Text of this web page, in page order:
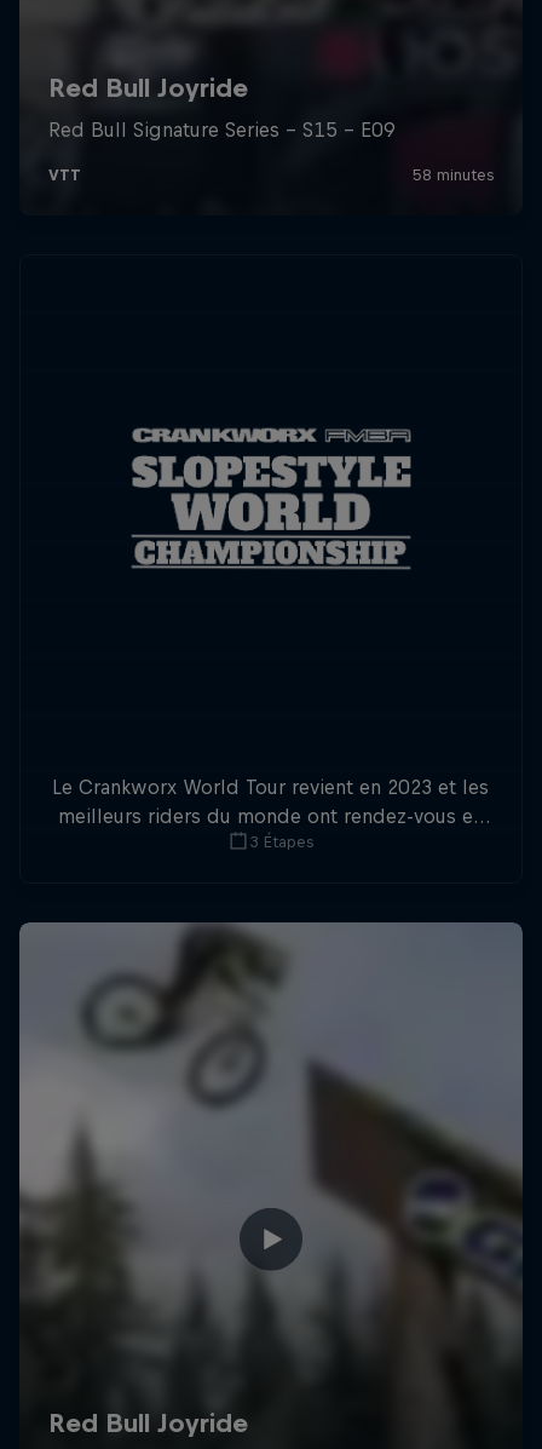
Le Crankworx World Tour revient en 2023 et les
meilleurs riders du monde ont rendez-vous en
Nouvelle-Zélande, en Autriche, en Australie et
3 Étapes